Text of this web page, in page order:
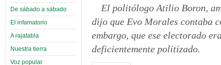
De sábado a sábado
El infamatorio
A rajatabla
Nuestra tierra
Voz popular
El politólogo Atilio Boron,
dijo que Evo Morales contaba
embargo, que ese electorado
deficientemente politizado.